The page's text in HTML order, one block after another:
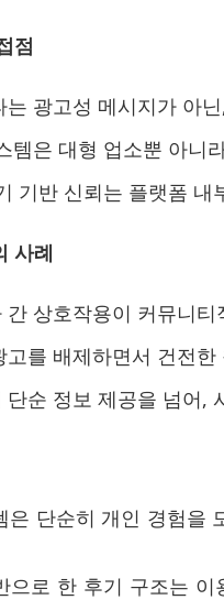
점
는 광고성 메시지가 아
템은 대형 업소뿐 아니
기반 신뢰는 플랫폼 내
사례
상호작용이 커뮤니티
를 배제하면서 건전한
순 정보 제공을 넘어,
은 단순히 개인 경험을
으로 한 후기 구조는